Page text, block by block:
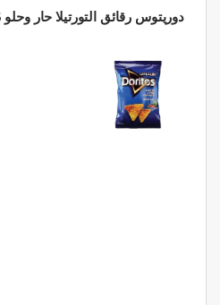
دوريتوس رقائق التورتيلا حار وحلو 175/165جم